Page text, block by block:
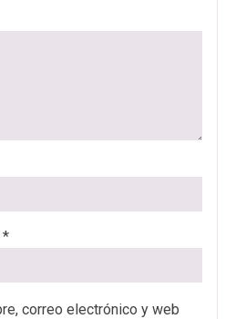
*
correo electrónico y web